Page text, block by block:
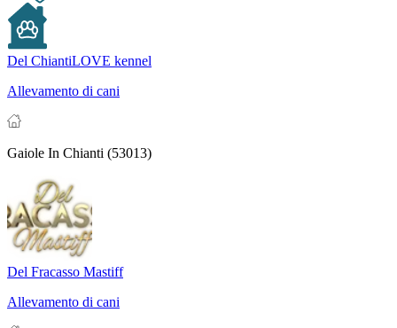
Del ChiantiLOVE kennel
Allevamento di cani
Gaiole In Chianti (53013)
Del Fracasso Mastiff
Allevamento di cani